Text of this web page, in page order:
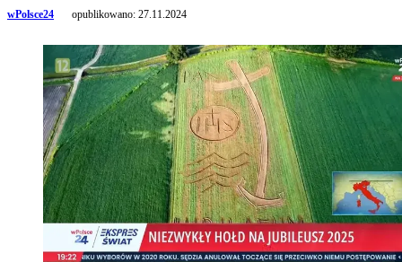
wPolsce24 opublikowano: 27.11.2024